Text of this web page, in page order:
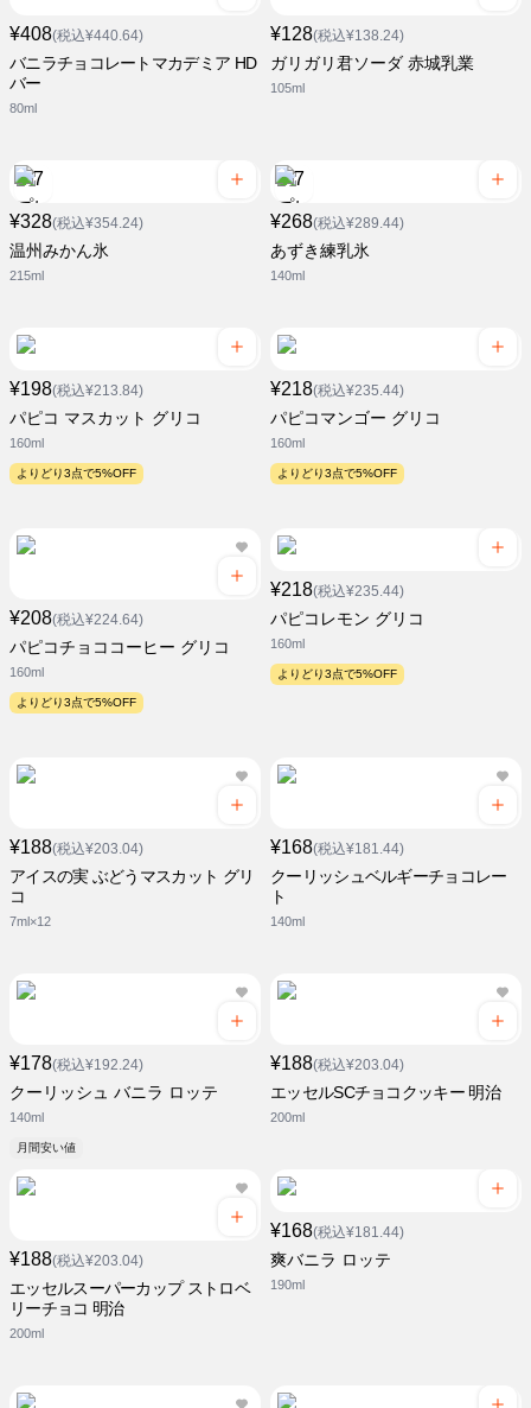
¥408(税込¥440.64)
バニラチョコレートマカデミア HD
バー
80ml
¥128(税込¥138.24)
ガリガリ君ソーダ 赤城乳業
105ml
¥328(税込¥354.24)
温州みかん氷
215ml
¥268(税込¥289.44)
あずき練乳氷
140ml
¥198(税込¥213.84)
パピコ マスカット グリコ
160ml
よりどり3点で5%OFF
¥218(税込¥235.44)
パピコマンゴー グリコ
160ml
よりどり3点で5%OFF
¥208(税込¥224.64)
パピコチョココーヒー グリコ
160ml
よりどり3点で5%OFF
¥218(税込¥235.44)
パピコレモン グリコ
160ml
よりどり3点で5%OFF
¥188(税込¥203.04)
アイスの実 ぶどうマスカット グリ
コ
7ml×12
¥168(税込¥181.44)
クーリッシュベルギーチョコレー
ト
140ml
¥178(税込¥192.24)
クーリッシュ バニラ ロッテ
140ml
月間安い値
¥188(税込¥203.04)
エッセルSCチョコクッキー 明治
200ml
¥188(税込¥203.04)
エッセルスーパーカップ ストロベ
リーチョコ 明治
200ml
¥168(税込¥181.44)
爽バニラ ロッテ
190ml